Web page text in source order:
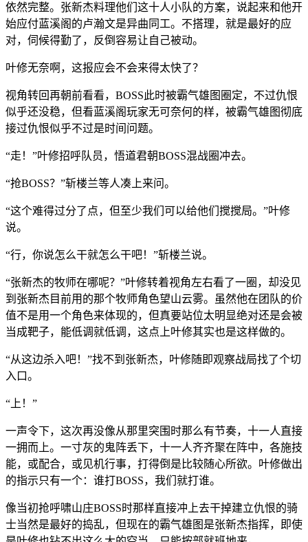
依然完整。张新杰料理他们这十人小队的方案，说起来和他开
始应付蓝溪阁的卢瀚文是异曲同工。不搭理，就是最好的应
对，伺候得勤了，反倒容易让自己被动。
叶修无奈啊，这报应会不会来得太快了？
视角转回再朝前看看，BOSS此时被霸气雄图圈定，不过仇恨
似乎还没稳，但看蓝溪阁玩家无可奈何的样，被霸气雄图彻底
接过仇恨似乎不过是时间问题。
“走！”叶修招呼队员，悟道君朝BOSS混战圈冲去。
“抢BOSS？”斩楼兰等人凑上来问。
“这个难得过分了点，但至少我们可以给他们搅搅局。”叶修
说。
“行，你说怎么干就怎么干吧！”斩楼兰说。
“张新杰的牧师在哪呢？”叶修转着视角左右看了一圈，却没见
到张新杰目前用的那个牧师角色望山云雾。虽然他在团队的价
值不是用一个角色来体现的，但真要站位太明显绝对还是会被
当成靶子，能低调就低调，这点上叶修其实也是这样做的。
“从这边杀入吧！”找不到张新杰，叶修随即观察战局找了个切
入口。
“上！”
一声令下，这次再没像从那里突围时那么有节奏，十一人直接
一拥而上。一寸灰的鬼阵丢下，十一人齐齐聚在阵中，各施技
能，或配合，或见机行事，打得倒是比较随心所欲。叶修做出
的指示只有一个：谁打BOSS，我们就打谁。
像当初抢呼啸山庄BOSS时那样直接冲上去干掉建立仇恨的骑
士当然是最好的捣乱，但现在的霸气雄图是张新杰指挥，即使